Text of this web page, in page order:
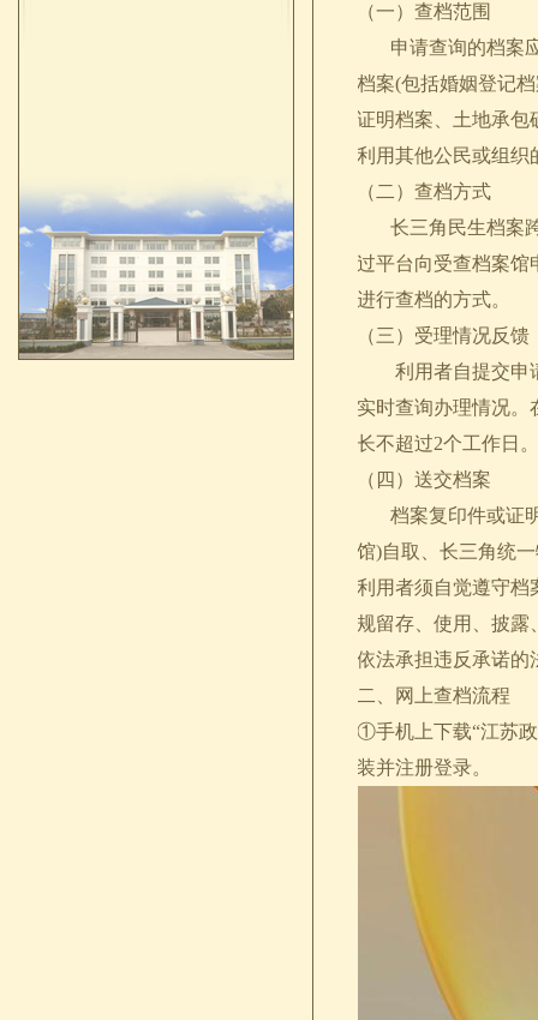
（一）查档范围
申请查询的档案应
档案(包括婚姻登记
证明档案、土地承包
利用其他公民或组织
（二）查档方式
长三角民生档案跨
过平台向受查档案馆
进行查档的方式。
（三）受理情况反馈
利用者自提交申请
实时查询办理情况。
长不超过2个工作日
（四）送交档案
档案复印件或证明
馆)自取、长三角统
利用者须自觉遵守档
规留存、使用、披露
依法承担违反承诺的
二、网上查档流程
①手机上下载“江苏
装并注册登录。